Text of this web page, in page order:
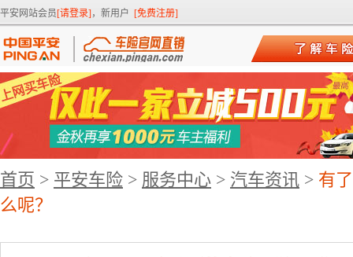
平安网站会员[请登录] ，新用户 [免费注册]
首页 > 平安车险 > 服务中心 > 汽车资讯 > 有
么呢？